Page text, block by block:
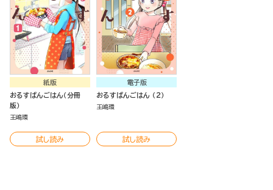
紙版
おるすばんごはん（分冊
版）
王嶋環
試し読み
電子版
おるすばんごはん （2）
王嶋環
試し読み